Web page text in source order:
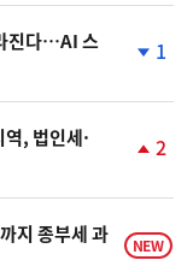
상
진다…AI 스
하
1
, 법인세·
상
승
2
지 종부세 과
NEW